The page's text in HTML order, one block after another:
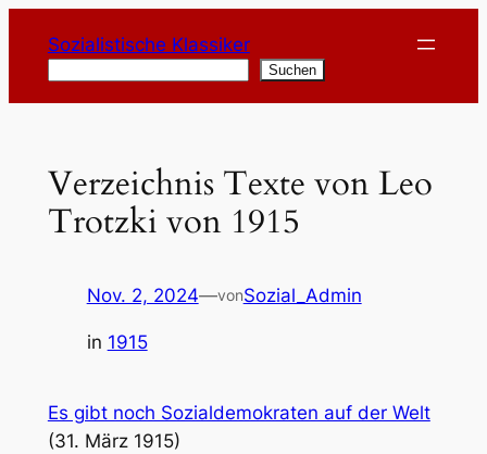
Inhalt
springen
Sozialistische Klassiker
Suchen
Verzeichnis Texte von Leo
Trotzki von 1915
Nov. 2, 2024—vonSozial_Admin
in 1915
Es gibt noch Sozialdemokraten auf der Welt
(31. März 1915)